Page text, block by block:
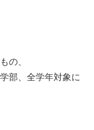
の、
部、全学年対象に